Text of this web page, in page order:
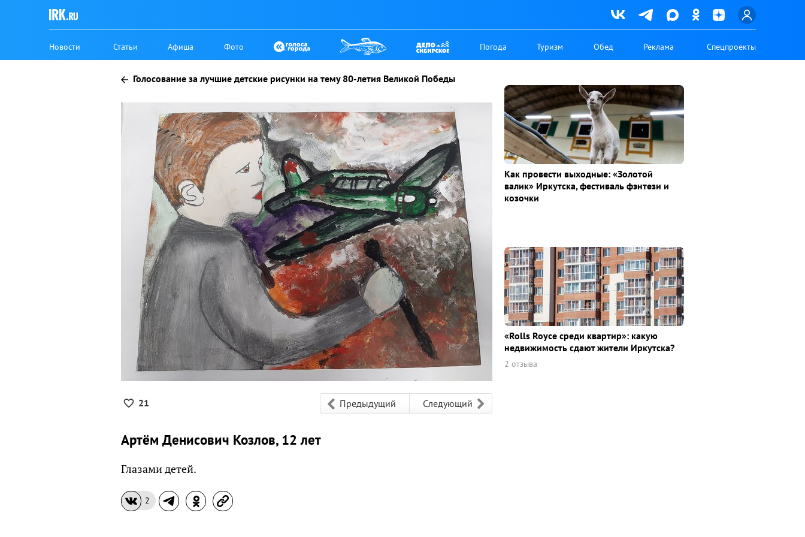
Новости Статьи Афиша Фото Погода Туризм Обед Реклама Спецпроекты
Голосование за лучшие детские рисунки на тему 80-летия Великой Победы
21 Предыдущий Следующий
Артём Денисович Козлов, 12 лет
Глазами детей.
2
Как провести выходные: «Золотой
валик» Иркутска, фестиваль фэнтези и
козочки
«Rolls Royce среди квaртир»: какую
недвижимость сдают жители Иркутска?
2 отзыва